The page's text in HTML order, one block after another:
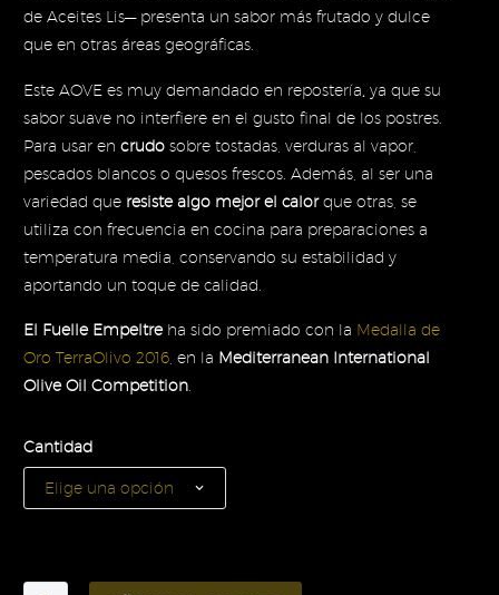
de Aceites Lis— presenta un sabor más frutado y dulce
que en otras áreas geográficas.
Este AOVE es muy demandado en repostería ya que su
sabor suave no interfiere en el gusto final de los postres.
Para usar en crudo sobre tostadas, verduras al vapor,
pescados blancos o quesos frescos. Además, al ser una
variedad que resiste algo mejor el calorque otras, se
utiliza con frecuencia en cocina para preparaciones a
temperatura media, conservando su estabilidad y
aportando un toque de calidad.
El Fuelle Empeltreha sido premiado con la Medalla de
Oro TerraOlivo 2016 , en la Mediterranean International
Olive Oil Competition
Cantidad
Elige una opción